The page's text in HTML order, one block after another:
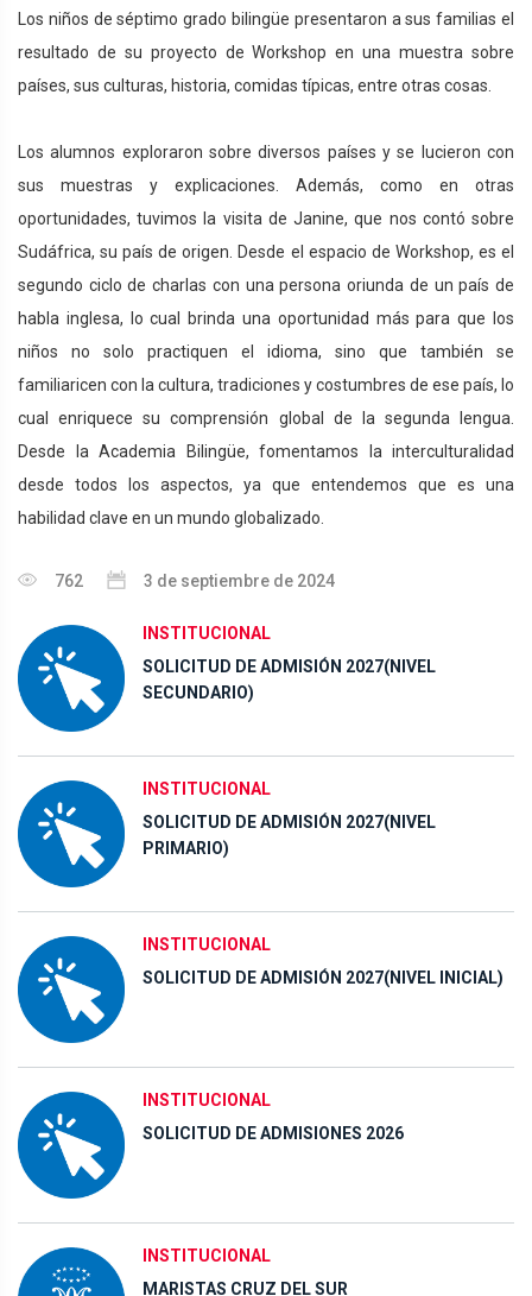
Los niños de séptimo grado bilingüe presentaron a sus familias el
resultado de su proyecto de Workshop en una muestra sobre
países, sus culturas, historia, comidas típicas, entre otras cosas.
Los alumnos exploraron sobre diversos países y se lucieron con
sus muestras y explicaciones. Además, como en otras
oportunidades, tuvimos la visita de Janine, que nos contó sobre
Sudáfrica, su país de origen. Desde el espacio de Workshop, es el
segundo ciclo de charlas con una persona oriunda de un país de
habla inglesa, lo cual brinda una oportunidad más para que los
niños no solo practiquen el idioma, sino que también se
familiaricen con la cultura, tradiciones y costumbres de ese país, lo
cual enriquece su comprensión global de la segunda lengua.
Desde la Academia Bilingüe, fomentamos la interculturalidad
desde todos los aspectos, ya que entendemos que es una
habilidad clave en un mundo globalizado.
762 3 de septiembre de 2024
INSTITUCIONAL
SOLICITUD DE ADMISIÓN 2027(NIVEL
SECUNDARIO)
INSTITUCIONAL
SOLICITUD DE ADMISIÓN 2027(NIVEL
PRIMARIO)
INSTITUCIONAL
SOLICITUD DE ADMISIÓN 2027(NIVEL INICIAL)
INSTITUCIONAL
SOLICITUD DE ADMISIONES 2026
INSTITUCIONAL
MARISTAS CRUZ DEL SUR